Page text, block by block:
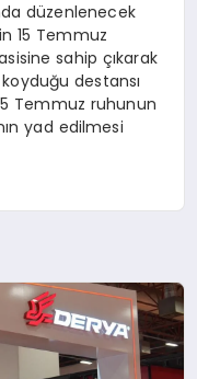
düzenlenecek
15 Temmuz
sahip çıkarak
destansı
Temmuz ruhunun
yad edilmesi